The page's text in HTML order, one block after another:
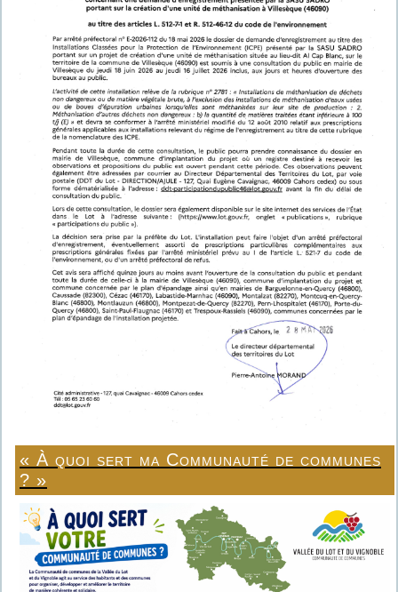
« À quoi sert ma Communauté de communes
? »